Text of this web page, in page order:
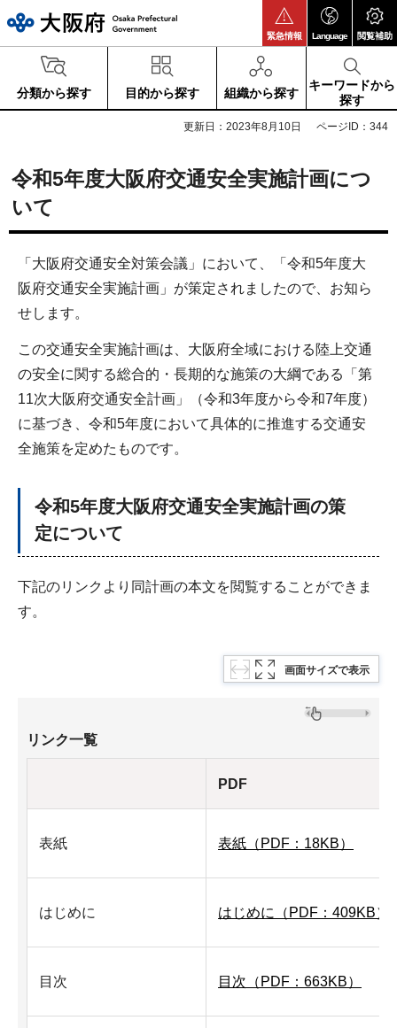
緊急情報 Language 閲覧補助
分類から探す 目的から探す 組織から探す
キーワードから
探す
更新日：2023年8月10日 ページID：344
令和5年度大阪府交通安全実施計画につ
いて
「大阪府交通安全対策会議」において、「令和5年度大
阪府交通安全実施計画」が策定されましたので、お知ら
せします。
この交通安全実施計画は、大阪府全域における陸上交通
の安全に関する総合的・長期的な施策の大綱である「第
11次大阪府交通安全計画」（令和3年度から令和7年度）
に基づき、令和5年度において具体的に推進する交通安
全施策を定めたものです。
令和5年度大阪府交通安全実施計画の策
定について
下記のリンクより同計画の本文を閲覧することができま
す。
画面サイズで表示
リンク一覧
PDF
表紙 表紙（PDF：18KB）
はじめに はじめに（PDF：409KB）
目次 目次（PDF：663KB）